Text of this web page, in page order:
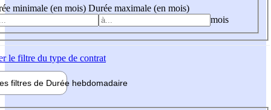
minimale (en mois) Durée maximale (en mois)
mois
le filtre du type de contrat
filtres de Durée hebdomadaire